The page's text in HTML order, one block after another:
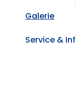
Galerie
Service &